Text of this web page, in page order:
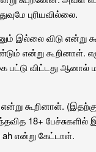
புரியவில்லை.
இல்லை விடு
என்று கூறினாள்.
பட்டு விட்டது
கூறினாள்.
18+ பேச்சுகளில்
என்று கேட்டாள்.